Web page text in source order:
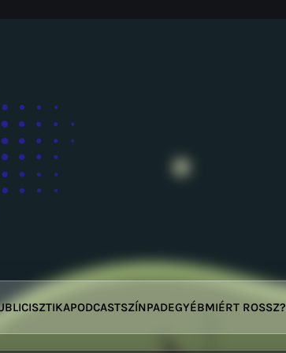
PODCASTSZÍNPADEGYÉBMIÉRT ROSSZ?